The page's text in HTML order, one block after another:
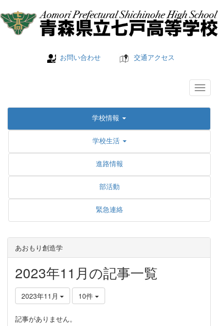
お問い合わせ 交通アクセス
学校情報
学校生活
進路情報
部活動
緊急連絡
あおもり創造学
2023年11月の記事一覧
2023年11月 10件
記事がありません。